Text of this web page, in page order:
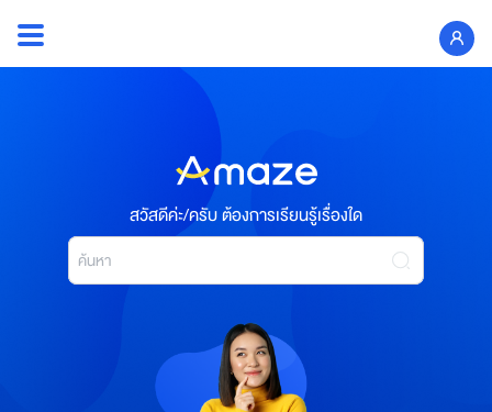
content
สวัสดีค่ะ/ครับ ต้องการเรียนรู้เรื่องใด
Search